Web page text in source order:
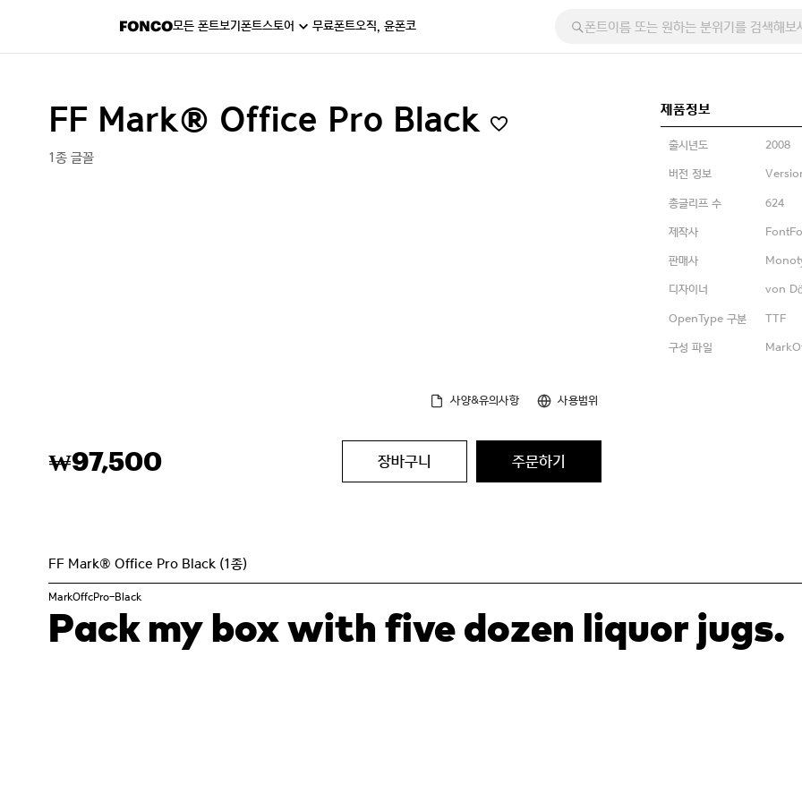
모든 폰트보기폰트스토어 무료폰트오직, 윤폰코
FF Mark® Office Pro Black
1종 글꼴
제품정보
출시년도 2008
버전 정보
총글리프 수 624
제작사
판매사
디자이너 von
OpenType 구분 TTF
구성 파일
사양&유의사항 사용범위
₩97,500 장바구니 주문하기
FF Mark® Office Pro Black (1종)
MarkOffcPro-Black
Pack my box with five dozen liquor jugs.